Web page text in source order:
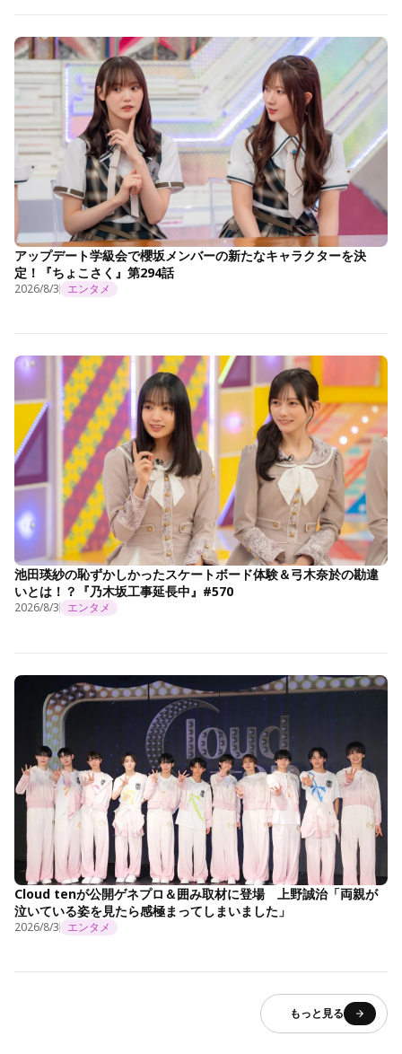
アップデート学級会で櫻坂メンバーの新たなキャラクターを決
定！『ちょこさく』第294話
2026/8/3 エンタメ
池田瑛紗の恥ずかしかったスケートボード体験＆弓木奈於の勘違
いとは！？『乃木坂工事延長中』#570
2026/8/3 エンタメ
Cloud tenが公開ゲネプロ＆囲み取材に登場 上野誠治「両親が
泣いている姿を見たら感極まってしまいました」
2026/8/3 エンタメ
もっと見る